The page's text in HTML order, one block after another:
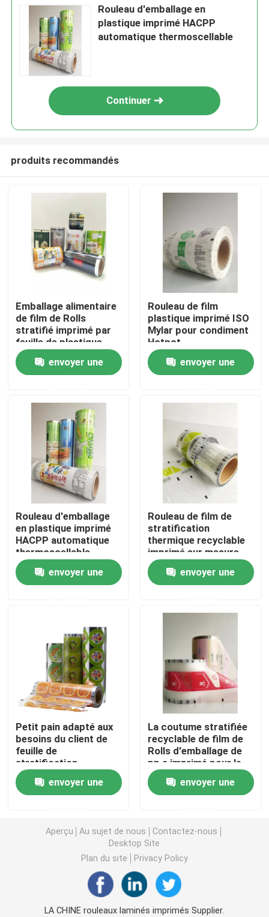
Maison
Produits
Au sujet de nous
Visite d'usine
Contrôle de qualité
Contactez-nous
Nouvelles
Cas
Pochette d'emballage de bec
Pochette d'emballage de café
Pochettes à fond plat
Bag In Box Liquide Emballage
Pochettes d'emballage debout
Poches d'emballage alimentaire d'animal familier
Pochettes d'emballage en papier
Rouleau d'emballage en
plastique imprimé HACPP
automatique thermoscellable
Continuer
produits recommandés
Emballage alimentaire
de film de Rolls
stratifié imprimé par
feuille de plastique
pour le casse-croûte
envoyer une
Rouleau de film
plastique imprimé ISO
Mylar pour condiment
Hotpot
envoyer une
Rouleau d'emballage
en plastique imprimé
HACPP automatique
thermoscellable
envoyer une
Rouleau de film de
stratification
thermique recyclable
imprimé sur mesure
40 microns
envoyer une
Petit pain adapté aux
besoins du client de
feuille de
stratification
d'impression de
rotogravure de petit
pain de film de
envoyer une
La coutume stratifiée
recyclable de film de
Rolls d'emballage de
pp a imprimé pour le
casse-croûte
envoyer une
Aperçu Au sujet de nous
Contactez-nous
Desktop Site
Plan du site
Privacy Policy
LA CHINE rouleaux laminés imprimés Supplier.